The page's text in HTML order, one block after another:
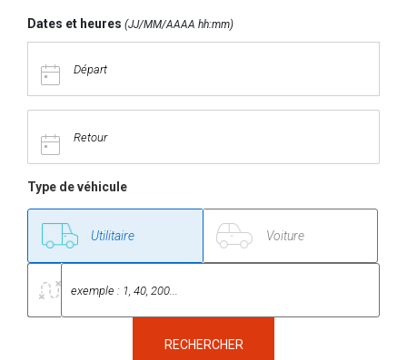
Dates et heures (JJ/MM/AAAA hh:mm)
Type de véhicule
RECHERCHER